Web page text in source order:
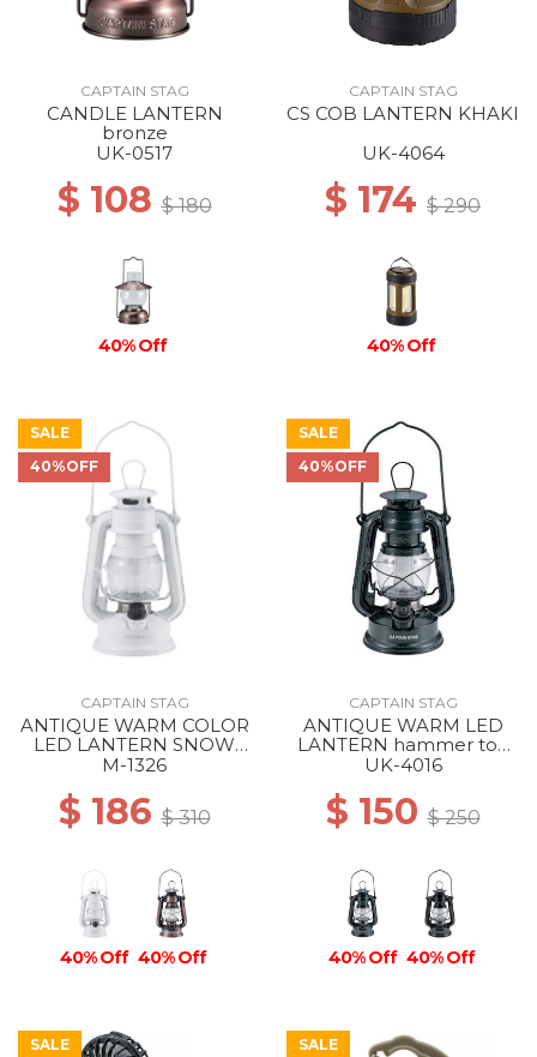
CAPTAIN STAG
CANDLE LANTERN
bronze
UK-0517
$ 108$ 180
40% Off
CAPTAIN STAG
CS COB LANTERN KHAKI
UK-4064
$ 174 $ 290
40% Off
SALE
40%OFF
CAPTAIN STAG
ANTIQUE WARM COLOR
LED LANTERN SNOW
WHITE
M-1326
$ 186$ 310
40% Off 40% Off
SALE
40%OFF
CAPTAIN STAG
ANTIQUE WARM LED
LANTERN hammer ton
black
UK-4016
$ 150$ 250
40% Off 40% Off
SALE
SALE